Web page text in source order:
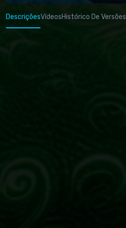
DescriçõesVídeosHistórico De Versões